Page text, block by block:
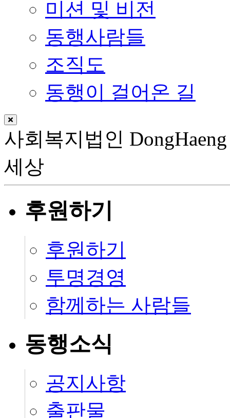
미션 및 비전
동행사람들
조직도
동행이 걸어온 길
사회복지법인
세상
후원하기
후원하기
투명경영
함께하는 사람들
동행소식
공지사항
출판물